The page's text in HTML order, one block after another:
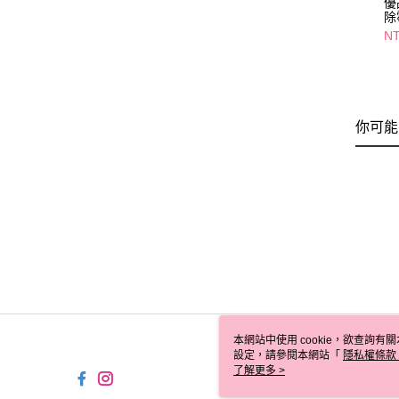
你可
本網站中使用 cookie，欲查詢有
設定，請參閱本網站「 隱私權條款
使用 cookie。
了解更多 >